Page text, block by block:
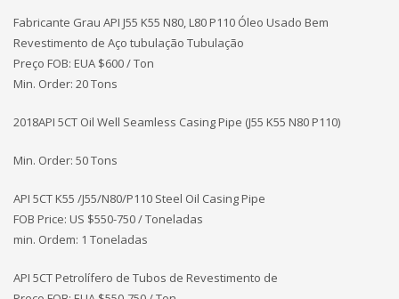
Fabricante Grau API J55 K55 N80, L80 P110 Óleo Usado Bem
Revestimento de Aço tubulação Tubulação
Preço FOB: EUA $600 / Ton
Min. Order: 20 Tons
2018API 5CT Oil Well Seamless Casing Pipe (J55 K55 N80 P110)
Min. Order: 50 Tons
API 5CT K55 /J55/N80/P110 Steel Oil Casing Pipe
FOB Price: US $550-750 / Toneladas
min. Ordem: 1 Toneladas
API 5CT Petrolífero de Tubos de Revestimento de